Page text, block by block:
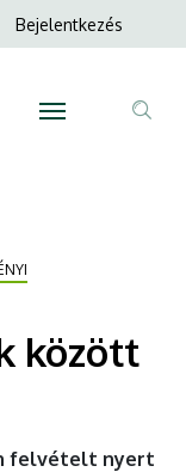
Anonim
menüje
Bejelentkezés
között
felvételt nyert